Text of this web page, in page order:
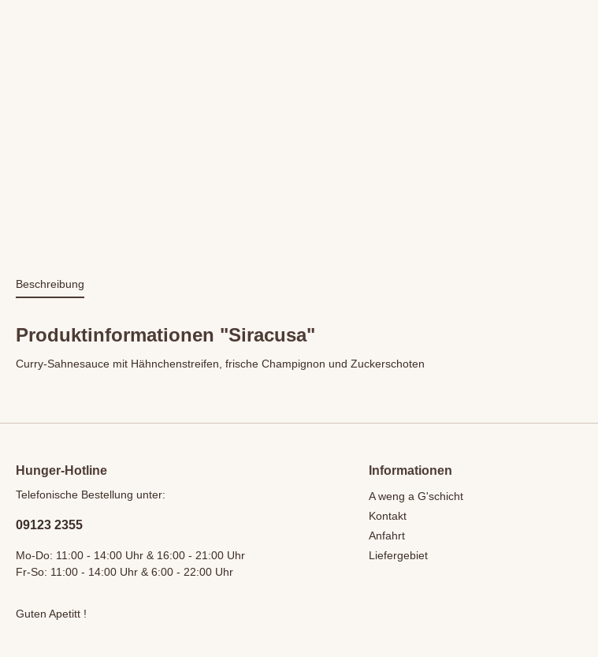
Beschreibung
Produktinformationen "Siracusa"
Curry-Sahnesauce mit Hähnchenstreifen, frische Champignon und Zuckerschoten
Hunger-Hotline
Telefonische Bestellung unter:
09123 2355
Mo-Do: 11:00 - 14:00 Uhr & 16:00 - 21:00 Uhr
Fr-So: 11:00 - 14:00 Uhr & 6:00 - 22:00 Uhr
Guten Apetitt !
Informationen
A weng a G'schicht
Kontakt
Anfahrt
Liefergebiet